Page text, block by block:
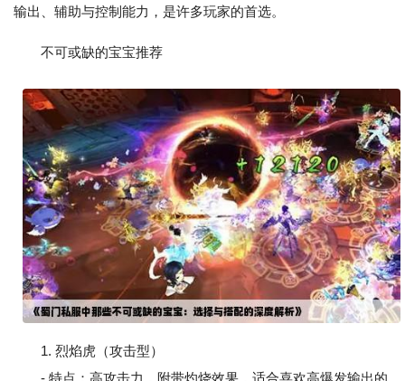
输出、辅助与控制能力，是许多玩家的首选。
不可或缺的宝宝推荐
1. 烈焰虎（攻击型）
- 特点：高攻击力，附带灼烧效果，适合喜欢高爆发输出的